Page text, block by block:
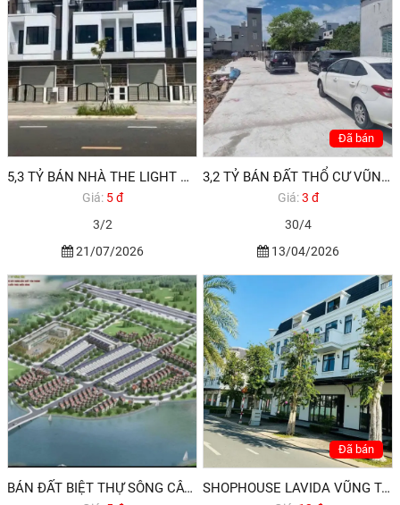
5,3 TỶ BÁN NHÀ THE LIGHT CITY HODECO
Giá: 5 đ
3/2
21/07/2026
Đã bán
3,2 TỶ BÁN ĐẤT THỔ CƯ VŨNG TÀU ĐƯỜNG 30/4 - A3 PHƯỜNG 12 VŨNG TÀU
Giá:3 đ
30/4
13/04/2026
BÁN ĐẤT BIỆT THỰ SÔNG CÂY KHẾ VŨNG TÀU GIÁ RẺ ĐẦU TƯ
Đã bán
SHOPHOUSE LAVIDA VŨNG TÀU CẦN BÁN GẤP GIẢM 2,2 TỶ